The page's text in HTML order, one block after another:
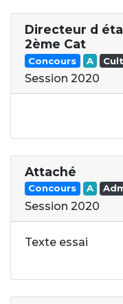
Directeur d
2ème Cat
Concours A
Session 2020
Attaché
Concours A
Session 2020
Texte essai